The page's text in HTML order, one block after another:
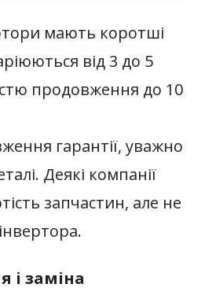
мають коротші
від 3 до 5
продовження до 10
гарантії, уважно
Деякі компанії
запчастин, але не
і заміна